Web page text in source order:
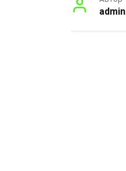
admin